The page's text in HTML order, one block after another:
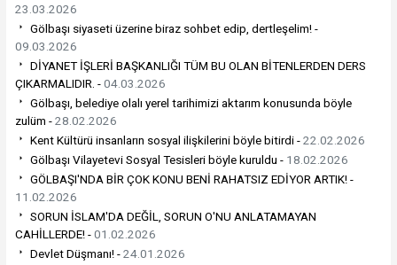
23.03.2026
Gölbaşı siyaseti üzerine biraz sohbet edip, dertleşelim! -
09.03.2026
DİYANET İŞLERİ BAŞKANLIĞI TÜM BU OLAN BİTENLERDEN DERS
ÇIKARMALIDIR. -04.03.2026
Gölbaşı, belediye olalı yerel tarihimizi aktarım konusunda böyle
zulüm -28.02.2026
Kent Kültürü insanların sosyal ilişkilerini böyle bitirdi -22.02.2026
Gölbaşı Vilayetevi Sosyal Tesisleri böyle kuruldu - 18.02.2026
GÖLBAŞI'NDA BİR ÇOK KONU BENİ RAHATSIZ EDİYOR ARTIK! -
11.02.2026
SORUN İSLAM'DA DEĞİL, SORUN O'NU ANLATAMAYAN
CAHİLLERDE! -01.02.2026
Devlet Düşmanı! -24.01.2026